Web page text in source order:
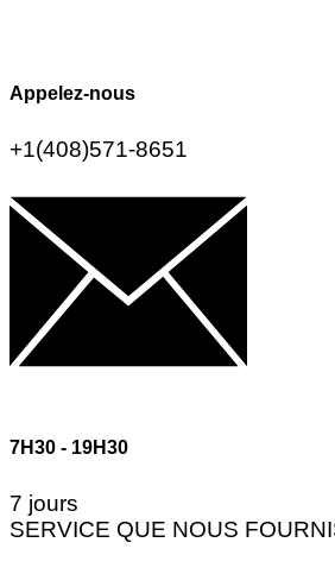
Appelez-nous
+1(408)571-8651
7H30 - 19H30
7 jours
SERVICE QUE NOUS